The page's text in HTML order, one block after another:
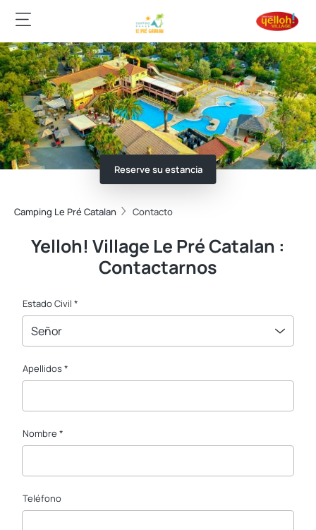
Reserve su estancia
Camping Le Pré Catalan Contacto
Yelloh! Village Le Pré Catalan :
Contactarnos
Estado Civil *
Señor
Apellidos *
Nombre *
Teléfono